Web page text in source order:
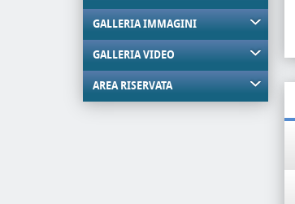
GALLERIA IMMAGINI
GALLERIA VIDEO
AREA RISERVATA